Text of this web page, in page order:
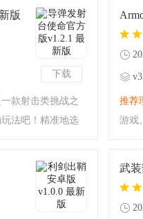
实时掌控你的战
事
下载
版
款射击类挑战之
法吧！精准地选
的优质游戏，发
推荐
游戏
武